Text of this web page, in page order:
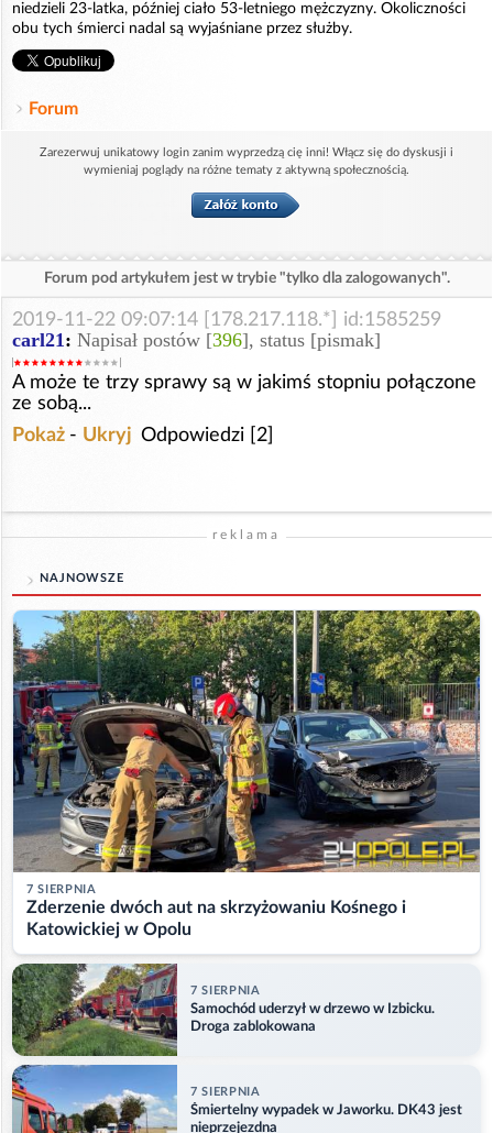
niedzieli 23-latka, później ciało 53-letniego mężczyzny. Okoliczności
obu tych śmierci nadal są wyjaśniane przez służby.
Forum
Zarezerwuj unikatowy login zanim wyprzedzą cię inni! Włącz się do dyskusji i
wymieniaj poglądy na różne tematy z aktywną społecznością.
Forum pod artykułem jest w trybie "tylko dla zalogowanych".
2019-11-22 09:07:14 [178.217.118.*] id:1585259
carl21 : Napisał postów [396], status [pismak]
A może te trzy sprawy są w jakimś stopniu połączone
ze sobą...
Pokaż - Ukryj Odpowiedzi [2]
reklama
NAJNOWSZE
7 SIERPNIA
Zderzenie dwóch aut na skrzyżowaniu Kośnego i
Katowickiej w Opolu
7 SIERPNIA
Samochód uderzył w drzewo w Izbicku.
Droga zablokowana
7 SIERPNIA
Śmiertelny wypadek w Jaworku. DK43 jest
nieprzejezdna